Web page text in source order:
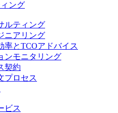
ング
ルティング
ニアリング
率とTCOアドバイス
ンモニタリング
契約
プロセス
ビス